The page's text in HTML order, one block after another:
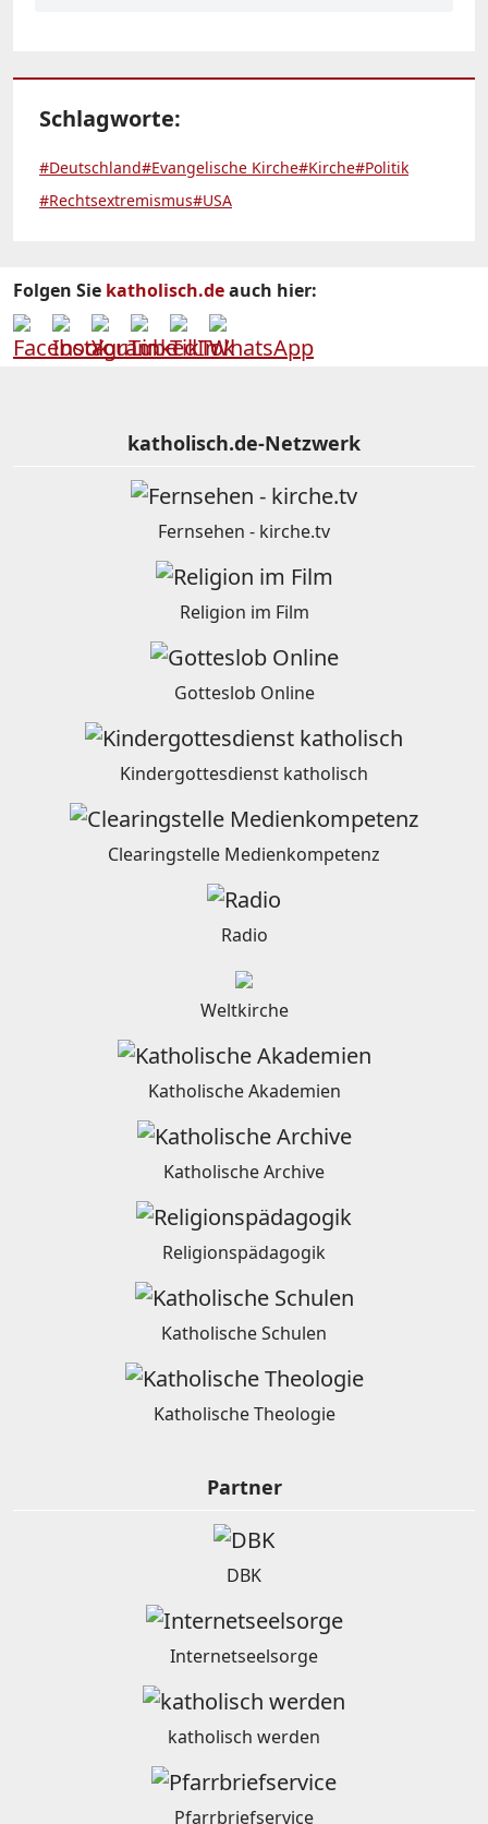
Schlagworte:
#Deutschland#Evangelische Kirche#Kirche#Politik
#Rechtsextremismus#USA
Folgen Sie katholisch.deauch hier:
katholisch.de-Netzwerk
Fernsehen - kirche.tv
Religion im Film
Gotteslob Online
Kindergottesdienst katholisch
Clearingstelle Medienkompetenz
Radio
Weltkirche
Katholische Akademien
Katholische Archive
Religionspädagogik
Katholische Schulen
Katholische Theologie
Partner
DBK
Internetseelsorge
katholisch werden
Pfarrbriefservice